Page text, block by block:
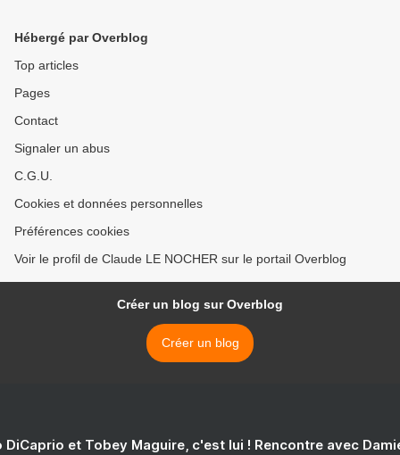
Hébergé par Overblog
Top articles
Pages
Contact
Signaler un abus
C.G.U.
Cookies et données personnelles
Préférences cookies
Voir le profil de Claude LE NOCHER sur le portail Overblog
Créer un blog sur Overblog
Créer un blog
DiCaprio et Tobey Maguire, c'est lui ! Rencontre avec